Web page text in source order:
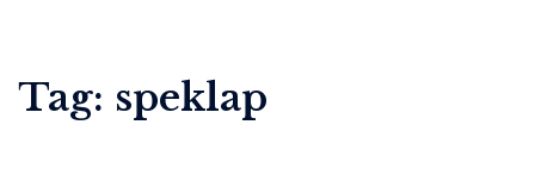
Tag: speklap